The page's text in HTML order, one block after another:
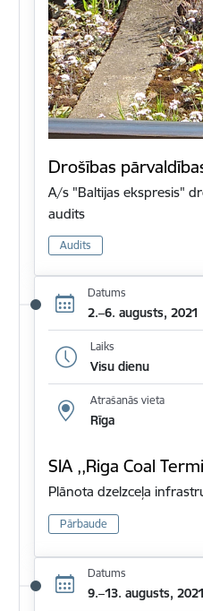
Drošības
A/s "Baltijas ekspresis"
audits
Audits
Datums
2.–6. augusts, 2021
Laiks
Visu dienu
Atrašanās vieta
Rīga
SIA ,,Riga Coal
Plānota dzelzceļa
Pārbaude
Datums
9.–13. augusts, 2021